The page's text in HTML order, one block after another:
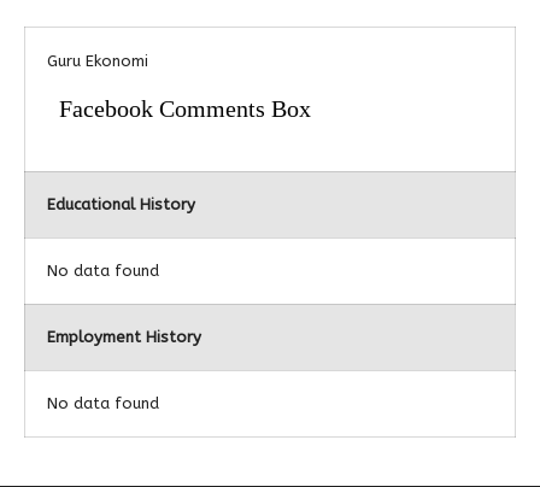
Antologi Puisi 4
Antologi Cerpen B.Inggris
Guru Ekonomi
Facebook Comments Box
Educational History
No data found
Employment History
No data found